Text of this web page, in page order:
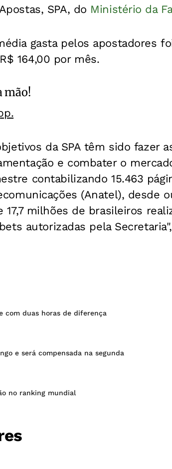
SPA, do Ministério da
gasta pelos apostadores
164,00 por mês.
mão!
da SPA têm sido fazer
e combater o
contabilizando 15.463
(Anatel), desde
17,7 milhões de brasileiros
autorizadas pela
com duas horas de diferença
e será compensada na segunda
no ranking mundial